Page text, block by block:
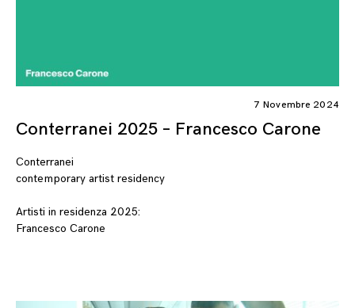
7 Novembre 2024
Conterranei 2025 – Francesco Carone
Conterranei
contemporary artist residency
Artisti in residenza 2025:
Francesco Carone